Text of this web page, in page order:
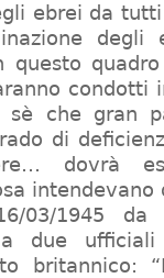
ebrei da
degli
questo
condotti
sè che gran
di
dovrà
intendevano
03/1945
due
britannico: